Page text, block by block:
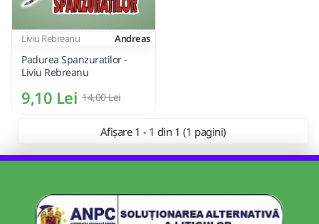
Liviu Rebreanu Andreas
Padurea Spanzuratilor -
Liviu Rebreanu
9,10 Lei 14,00 Lei
Afișare 1 - 1 din 1 (1 pagini)